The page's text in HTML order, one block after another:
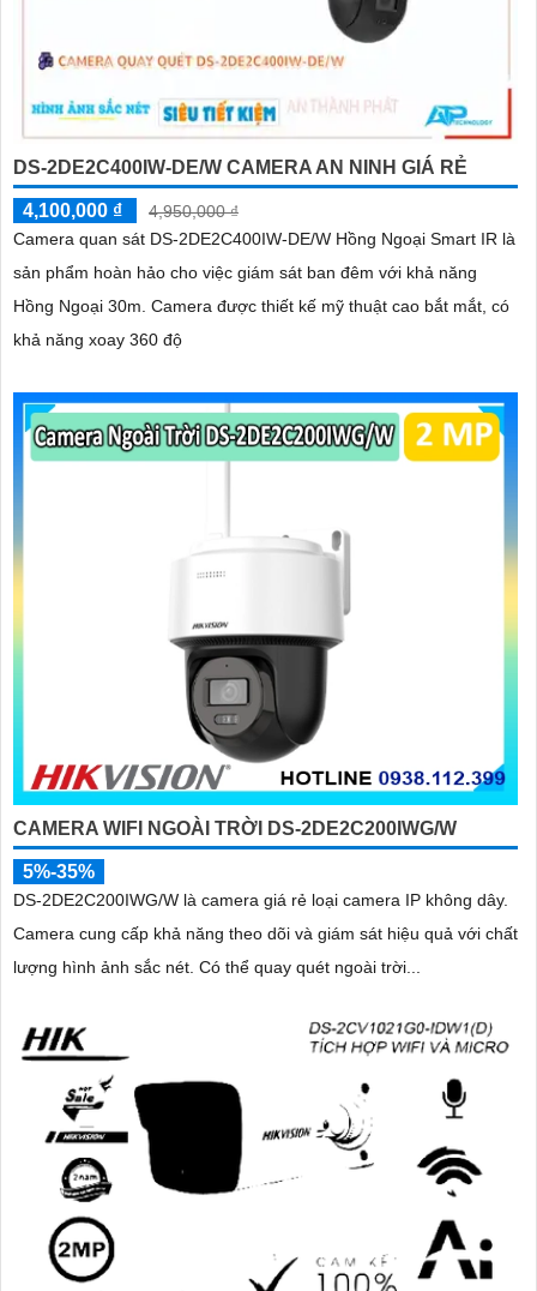
DS-2DE2C400IW-DE/W CAMERA AN NINH GIÁ RẺ
4,100,000 ₫
4,950,000 ₫
Camera quan sát DS-2DE2C400IW-DE/W Hồng Ngoại Smart IR là
sản phẩm hoàn hảo cho việc giám sát ban đêm với khả năng
Hồng Ngoại 30m. Camera được thiết kế mỹ thuật cao bắt mắt, có
khả năng xoay 360 độ
CAMERA WIFI NGOÀI TRỜI DS-2DE2C200IWG/W
5%-35%
DS-2DE2C200IWG/W là camera giá rẻ loại camera IP không dây.
Camera cung cấp khả năng theo dõi và giám sát hiệu quả với chất
lượng hình ảnh sắc nét. Có thể quay quét ngoài trời...